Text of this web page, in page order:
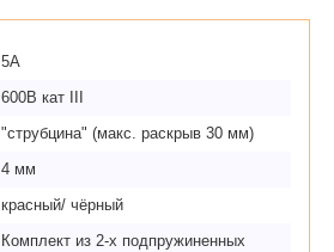
5А
600В кат III
"струбцина" (макс. раскрыв 30 мм)
4 мм
красный/ чёрный
Комплект из 2-х подпружиненных